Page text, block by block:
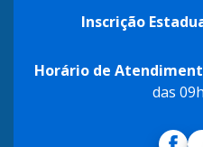
Inscrição
Horário de
das